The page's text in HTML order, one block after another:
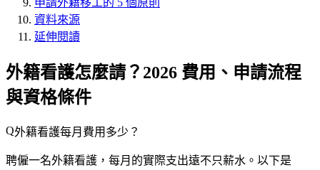
申請外籍移工的 5 個原則
資料來源
延伸閱讀
外籍看護怎麼請？2026 費用、申請流程
與資格條件
外籍看護每月費用多少？
聘僱一名外籍看護，每月的實際支出遠不只薪水。以下是